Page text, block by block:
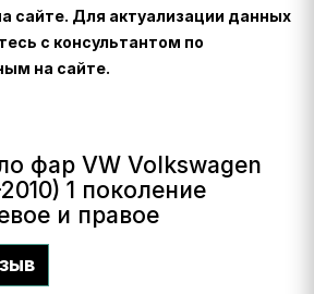
сайте. Для актуализации данных
с консультантом по
на сайте.
фар VW Volkswagen
1 поколение
и правое